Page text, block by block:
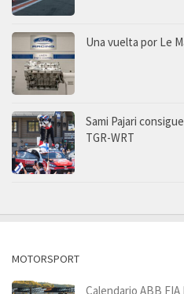
Una vuelta por Le
Sami Pajari
TGR-WRT
MOTORSPORT
Calendario ABB